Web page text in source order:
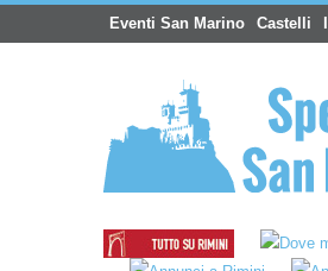
Eventi San Marino Castelli